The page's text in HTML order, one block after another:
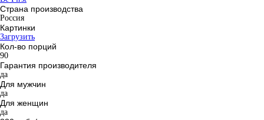
Страна производства
Россия
Картинки
Загрузить
Кол-во порций
90
Гарантия производителя
да
Для мужчин
да
Для женщин
да